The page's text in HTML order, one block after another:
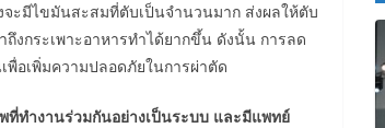
มีไขมันสะสมที่ตับเป็นจำนวนมาก ส่งผลให้ตับ
งกระเพาะอาหารทำได้ยากขึ้น ดังนั้น การลด
อเพิ่มความปลอดภัยในการผ่าตัด
ทำงานร่วมกันอย่างเป็นระบบ และมีแพทย์